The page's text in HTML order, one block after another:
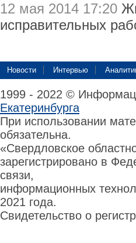
12 мая 2014 17:20
исправительных
Новости Интервью
1999 - 2022 ©
Екатеринбурга
При использовании
обязательна.
«Свердловское
зарегистрировано в
связи,
информационных
2021 года.
Свидетельство о